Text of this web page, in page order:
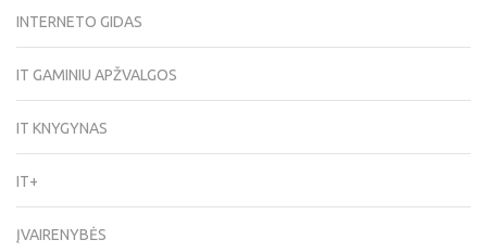
INTERNETO GIDAS
IT GAMINIU APŽVALGOS
IT KNYGYNAS
IT+
ĮVAIRENYBĖS